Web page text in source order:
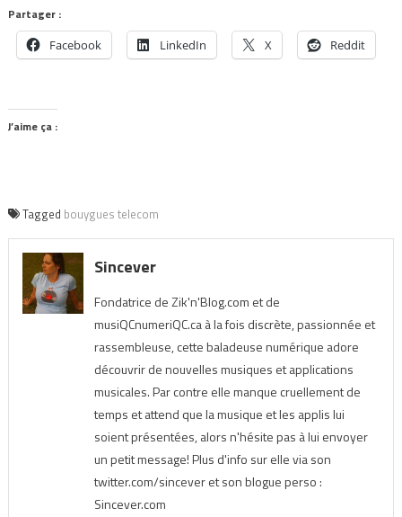
Partager :
Facebook LinkedIn X Reddit
J’aime ça :
Tagged bouygues telecom
Sincever
Fondatrice de Zik'n'Blog.com et de
musiQCnumeriQC.ca à la fois discrète, passionnée et
rassembleuse, cette baladeuse numérique adore
découvrir de nouvelles musiques et applications
musicales. Par contre elle manque cruellement de
temps et attend que la musique et les applis lui
soient présentées, alors n'hésite pas à lui envoyer
un petit message! Plus d'info sur elle via son
twitter.com/sincever et son blogue perso :
Sincever.com